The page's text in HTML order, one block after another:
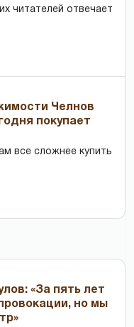
читателей отвечает
Челнов
покупает
все сложнее купить
«За пять лет
но мы